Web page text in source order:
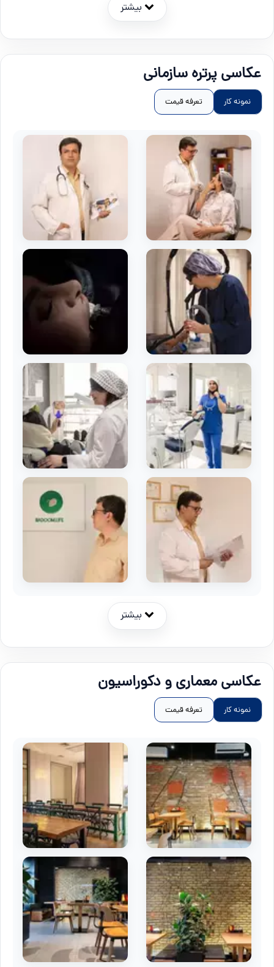
بیشتر
عکاسی پرتره سازمانی
نمونه کار تعرفه قیمت
بیشتر
عکاسی معماری و دکوراسیون
نمونه کار تعرفه قیمت